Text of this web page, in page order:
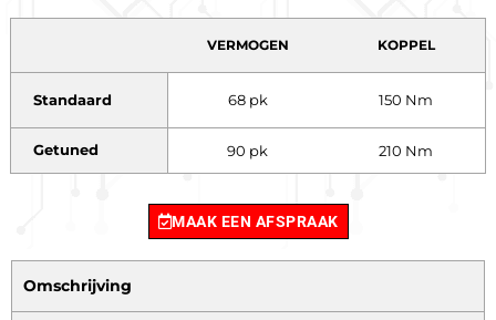
VERMOGEN KOPPEL
Standaard 68 pk 150 Nm
Getuned 90 pk 210 Nm
MAAK EEN AFSPRAAK
Omschrijving